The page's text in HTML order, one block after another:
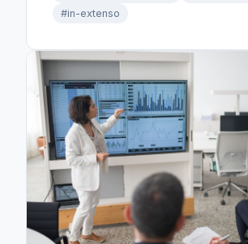
#in-extenso